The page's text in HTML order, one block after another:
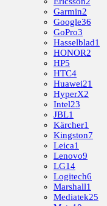
Garmin2
Google36
GoPro3
Hasselblad1
HONOR2
HP5
HTC4
Huawei21
HyperX2
Intel23
JBL1
Kärcher1
Kingston7
Leica1
Lenovo9
LG14
Logitech6
Marshall1
Mediatek25